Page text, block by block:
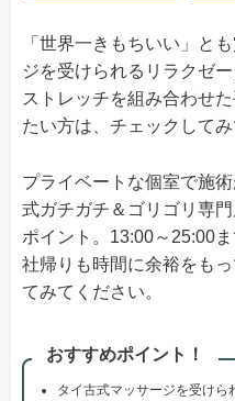
「世界一きもちいい」と
ジを受けられるリラクゼ
ストレッチを組み合わせ
たい方は、チェックしてみ
プライベートな個室で施
式ガチガチ＆ゴリゴリ専
ポイント。13:00～25:00
社帰りも時間に余裕をも
てみてください。
おすすめポイント！
タイ古式マッサージを受けら